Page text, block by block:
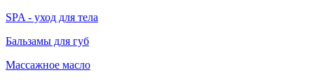
SPA - уход для тела
Бальзамы для губ
Массажное масло